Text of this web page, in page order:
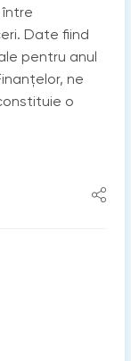
Date fiind
pentru anul
ne
o